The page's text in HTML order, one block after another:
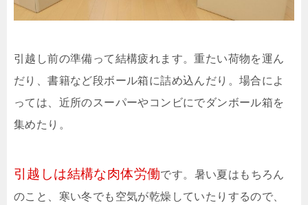
引越し前の準備って結構疲れます。重たい荷物を運ん
だり、書籍など段ボール箱に詰め込んだり。場合によ
っては、近所のスーパーやコンビにでダンボール箱を
集めたり。
引越しは結構な肉体労働です。暑い夏はもちろん
のこと、寒い冬でも空気が乾燥していたりするので、